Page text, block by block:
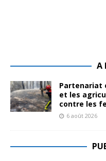
A
Partenariat
et les
contre les
6 août 2026